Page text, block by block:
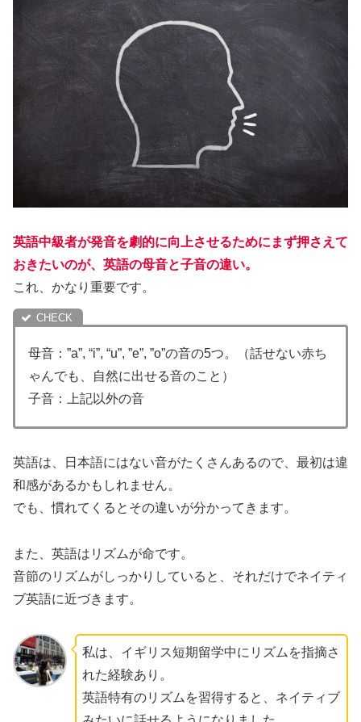
英語中級者が発音を劇的に向上させるためにまず押さえて
おきたいのが、英語の母音と子音の違い。
これ、かなり重要です。
母音：”a”, “i”, “u”, ”e”, ”o”の音の5つ。（話せない赤ち
ゃんでも、自然に出せる音のこと）
子音：上記以外の音
英語は、日本語にはない音がたくさんあるので、最初は違
和感があるかもしれません。
でも、慣れてくるとその違いが分かってきます。
また、英語はリズムが命です。
音節のリズムがしっかりしていると、それだけでネイティ
ブ英語に近づきます。
私は、イギリス短期留学中にリズムを指摘さ
れた経験あり。
英語特有のリズムを習得すると、ネイティブ